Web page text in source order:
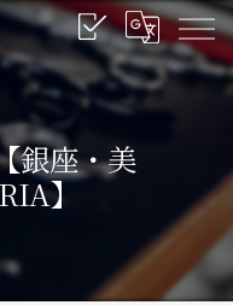
銀座・美
】